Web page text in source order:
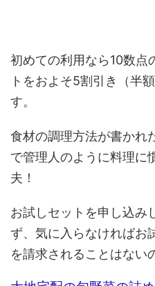
初めての利用なら10数点
トをおよそ5割引き（半
す。
食材の調理方法が書かれ
で管理人のように料理に
夫！
お試しセットを申し込み
ず、気に入らなければお
を請求されることはない